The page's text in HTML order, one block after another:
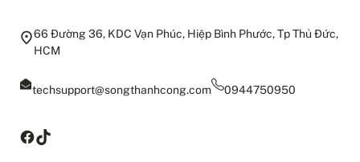
66 Đường 36, KDC Vạn Phúc, Hiệp Bình Phước, Tp Thủ Đức,
HCM
techsupport@songthanhcong.com 0944750950
Facebook
TikTok